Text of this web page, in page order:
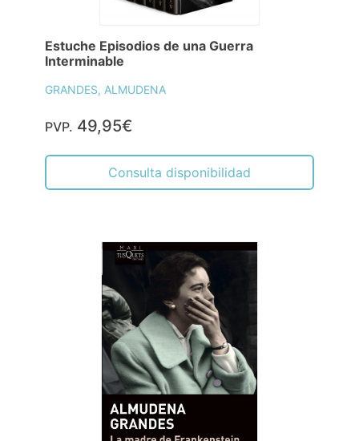
Estuche Episodios de una Guerra
Interminable
GRANDES, ALMUDENA
PVP. 49,95€
Consulta disponibilidad